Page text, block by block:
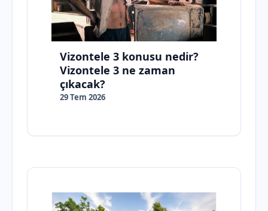
Vizontele 3 konusu nedir?
Vizontele 3 ne zaman
çıkacak?
29 Tem 2026